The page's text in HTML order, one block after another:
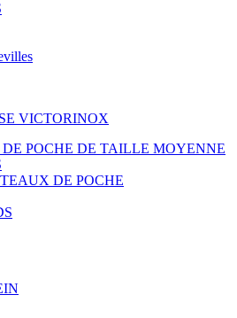
VICTORINOX
POCHE DE TAILLE MOYENNE
DE POCHE